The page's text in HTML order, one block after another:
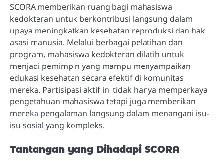
SCORA memberikan ruang bagi mahasiswa
kedokteran untuk berkontribusi langsung dalam
upaya meningkatkan kesehatan reproduksi dan hak
asasi manusia. Melalui berbagai pelatihan dan
program, mahasiswa kedokteran dilatih untuk
menjadi pemimpin yang mampu menyampaikan
edukasi kesehatan secara efektif di komunitas
mereka. Partisipasi aktif ini tidak hanya memperkaya
pengetahuan mahasiswa tetapi juga memberikan
mereka pengalaman langsung dalam menangani isu-
isu sosial yang kompleks.
Tantangan yang Dihadapi SCORA